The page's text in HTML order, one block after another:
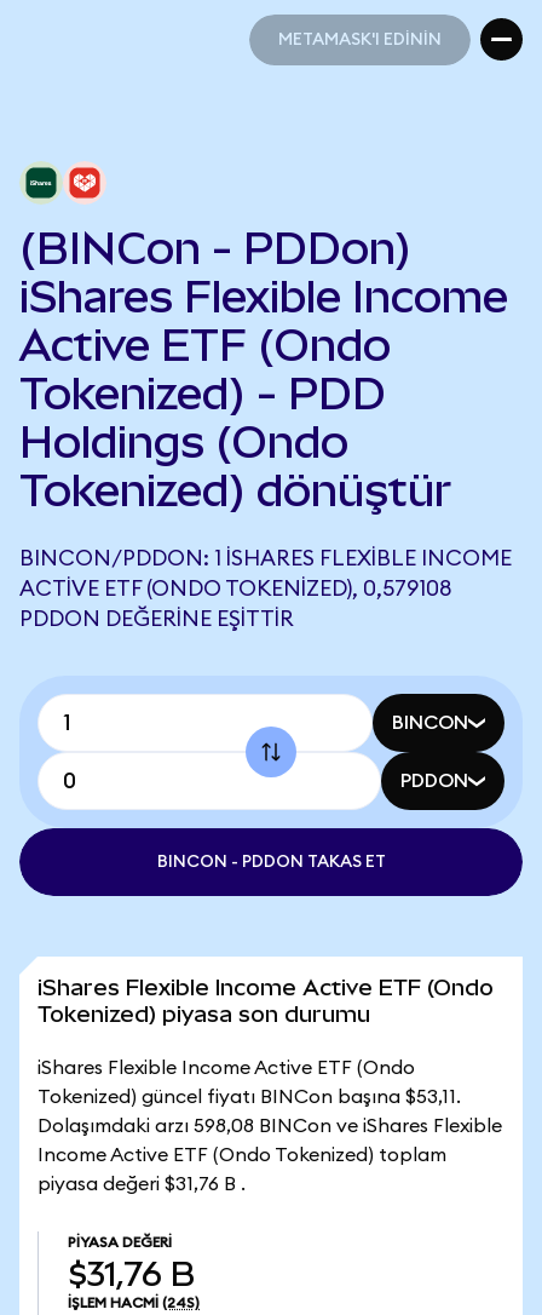
METAMASK'I EDİNİN
(BINCon - PDDon)
iShares Flexible Income
Active ETF (Ondo
Tokenized) - PDD
Holdings (Ondo
Tokenized) dönüştür
BINCON/PDDON: 1 ISHARES FLEXIBLE INCOME
ACTIVE ETF (ONDO TOKENIZED), 0,579108
PDDON DEĞERINE EŞITTIR
BINCON
PDDON
BINCON - PDDON TAKAS ET
iShares Flexible Income Active ETF (Ondo
Tokenized) piyasa son durumu
iShares Flexible Income Active ETF (Ondo
Tokenized) güncel fiyatı BINCon başına $53,11.
Dolaşımdaki arzı 598,08 BINCon ve iShares Flexible
Income Active ETF (Ondo Tokenized) toplam
piyasa değeri $31,76 B .
PIYASA DEĞERI
$31,76 B
İŞLEM HACMI (24S)